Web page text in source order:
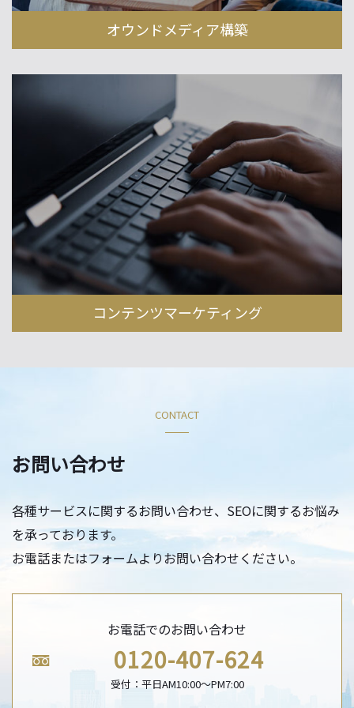
オウンドメディア構築
コンテンツマーケティング
CONTACT
お問い合わせ
各種サービスに関するお問い合わせ、SEOに関するお悩み
を承っております。
お電話またはフォームよりお問い合わせください。
お電話でのお問い合わせ
0120-407-624
受付：平日AM10:00〜PM7:00